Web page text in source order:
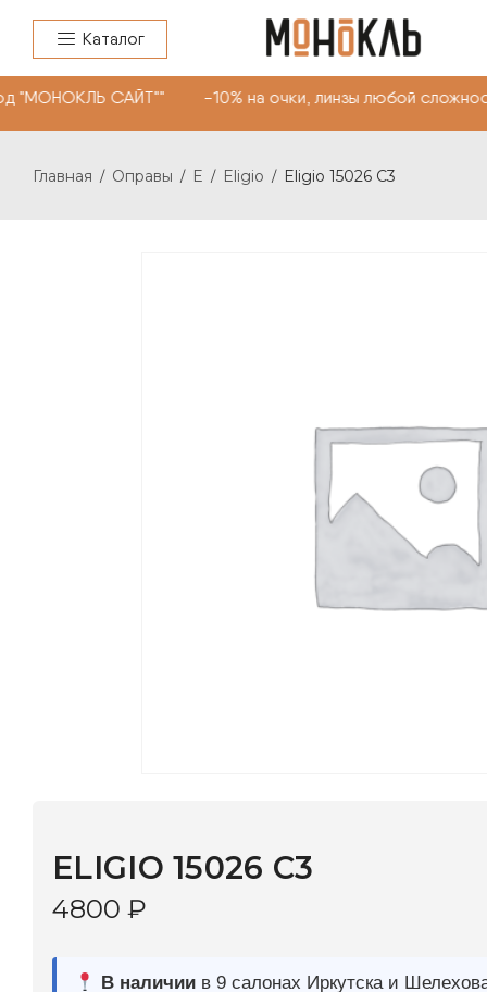
Каталог
САЙТ"" -10% на очки, линзы любой
Главная / Оправы / E / Eligio / Eligio 15026 С3
3–5 дней | Промокод